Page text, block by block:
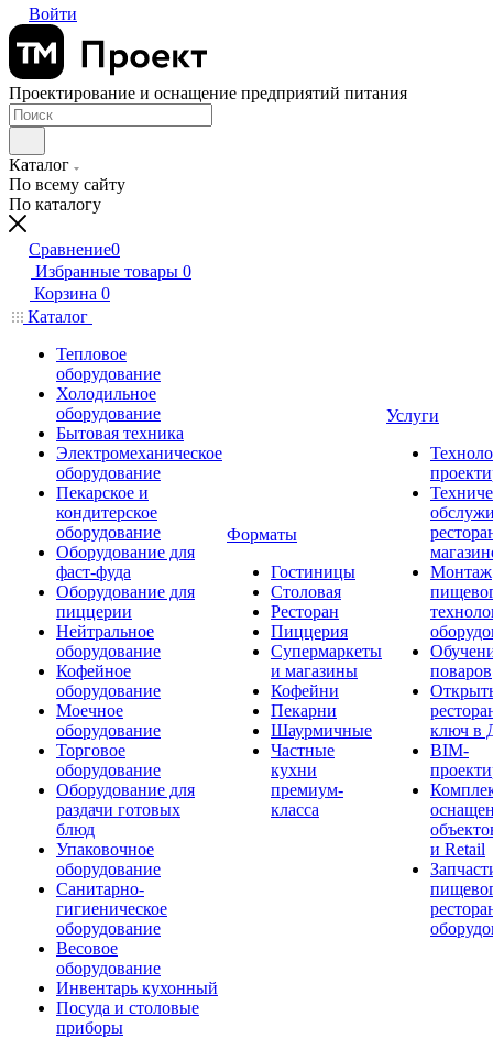
Войти
Проектирование и оснащение предприятий питания
Каталог
По всему сайту
По каталогу
Сравнение0
Избранные товары 0
Корзина 0
Каталог
Тепловое
оборудование
Холодильное
оборудование
Бытовая техника
Электромеханическое
оборудование
Пекарское и
кондитерское
оборудование
Оборудование для
фаст-фуда
Оборудование для
пиццерии
Нейтральное
оборудование
Кофейное
оборудование
Моечное
оборудование
Торговое
оборудование
Оборудование для
раздачи готовых
блюд
Упаковочное
оборудование
Санитарно-
гигиеническое
оборудование
Весовое
оборудование
Инвентарь кухонный
Посуда и столовые
приборы
Форматы
Гостиницы
Столовая
Ресторан
Пиццерия
Супермаркеты
и магазины
Кофейни
Пекарни
Шаурмичные
Частные
кухни
премиум-
класса
Услуги
Монтаж
поваров
ключ в
BIM-
и Retail